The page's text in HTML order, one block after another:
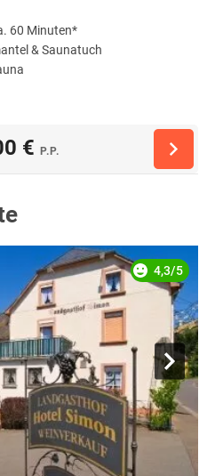
60 Minuten*
& Saunatuch
€ P.P.
4,3/5